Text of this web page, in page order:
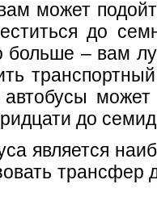
может
до
больше – вам
до
является
трансфер